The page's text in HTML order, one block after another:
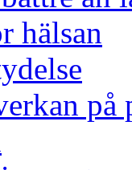
hälsan
på